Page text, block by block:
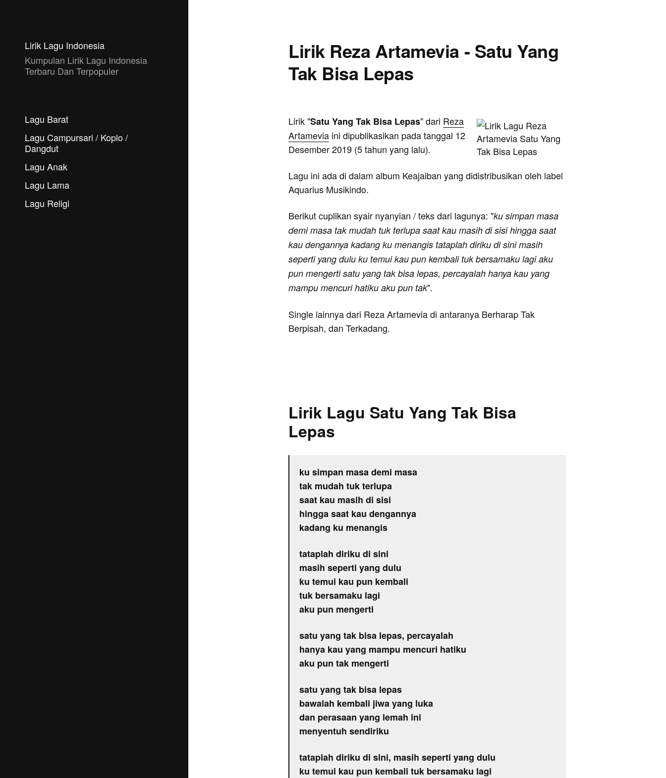
Lirik Lagu Indonesia
Kumpulan Lirik Lagu Indonesia
Terbaru Dan Terpopuler
Lagu Barat
Lagu Campursari / Koplo /
Dangdut
Lagu Anak
Lagu Lama
Lagu Religi
Lirik Reza Artamevia - Satu Yang
Tak Bisa Lepas
Lirik "Satu Yang Tak Bisa Lepas" dari Reza
Artamevia ini dipublikasikan pada tanggal 12
Desember 2019 (5 tahun yang lalu).
Lagu ini ada di dalam album Keajaiban yang didistribusikan oleh label
Aquarius Musikindo.
Berikut cuplikan syair nyanyian / teks dari lagunya: "ku simpan masa
demi masa tak mudah tuk terlupa saat kau masih di sisi hingga saat
kau dengannya kadang ku menangis tataplah diriku di sini masih
seperti yang dulu ku temui kau pun kembali tuk bersamaku lagi aku
pun mengerti satu yang tak bisa lepas, percayalah hanya kau yang
mampu mencuri hatiku aku pun tak".
Single lainnya dari Reza Artamevia di antaranya Berharap Tak
Berpisah, dan Terkadang.
Lirik Lagu Satu Yang Tak Bisa
Lepas
ku simpan masa demi masa
tak mudah tuk terlupa
saat kau masih di sisi
hingga saat kau dengannya
kadang ku menangis
tataplah diriku di sini
masih seperti yang dulu
ku temui kau pun kembali
tuk bersamaku lagi
aku pun mengerti
satu yang tak bisa lepas, percayalah
hanya kau yang mampu mencuri hatiku
aku pun tak mengerti
satu yang tak bisa lepas
bawalah kembali jiwa yang luka
dan perasaan yang lemah ini
menyentuh sendiriku
tataplah diriku di sini, masih seperti yang dulu
ku temui kau pun kembali tuk bersamaku lagi